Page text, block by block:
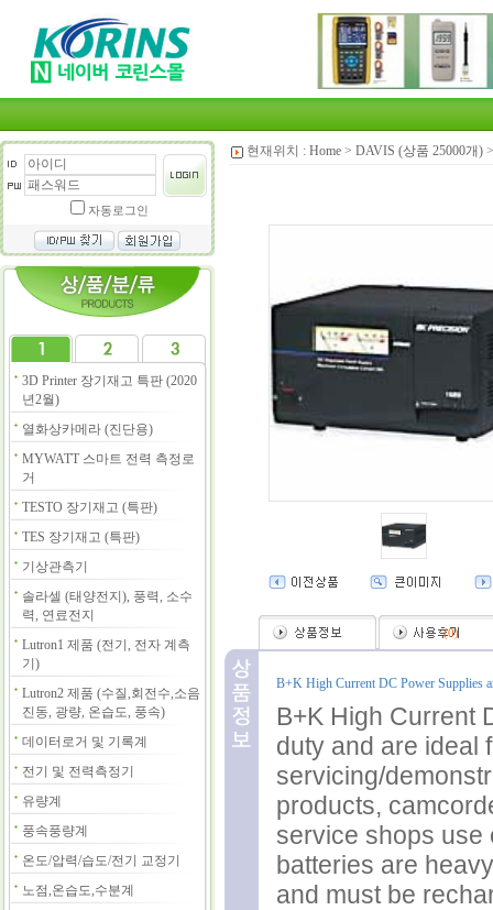
자동로그인
3D Printer 장기재고 특판 (2020
년2월)
열화상카메라 (진단용)
MYWATT 스마트 전력 측정로
거
TESTO 장기재고 (특판)
TES 장기재고 (특판)
기상관측기
솔라셀 (태양전지), 풍력, 소수
력, 연료전지
Lutron1 제품 (전기, 전자 계측
기)
Lutron2 제품 (수질,회전수,소음
진동, 광량, 온습도, 풍속)
데이터로거 및 기록계
전기 및 전력측정기
유량계
풍속풍량계
온도/압력/습도/전기 교정기
노점,온습도,수분계
현재위치 : Home > DAVIS (상품 25000개)
(0)
B+K High Current DC Power Supplies
B+K High Current
duty and are ideal
servicing/
products,
service shops use
batteries are
and must be